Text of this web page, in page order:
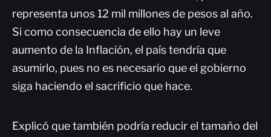
representa unos 12 mil millones de pesos al año.
Si como consecuencia de ello hay un leve
aumento de la Inflación, el país tendría que
asumirlo, pues no es necesario que el gobierno
siga haciendo el sacrificio que hace.
Explicó que también podría reducir el tamaño del